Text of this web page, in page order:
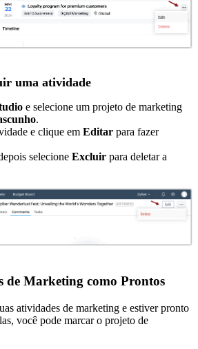
uma atividade
e selecione um projeto de marketing
.
e clique em Editar para fazer
selecione Excluir para deletar a
de Marketing como Prontos
atividades de marketing e estiver pronto
você pode marcar o projeto de